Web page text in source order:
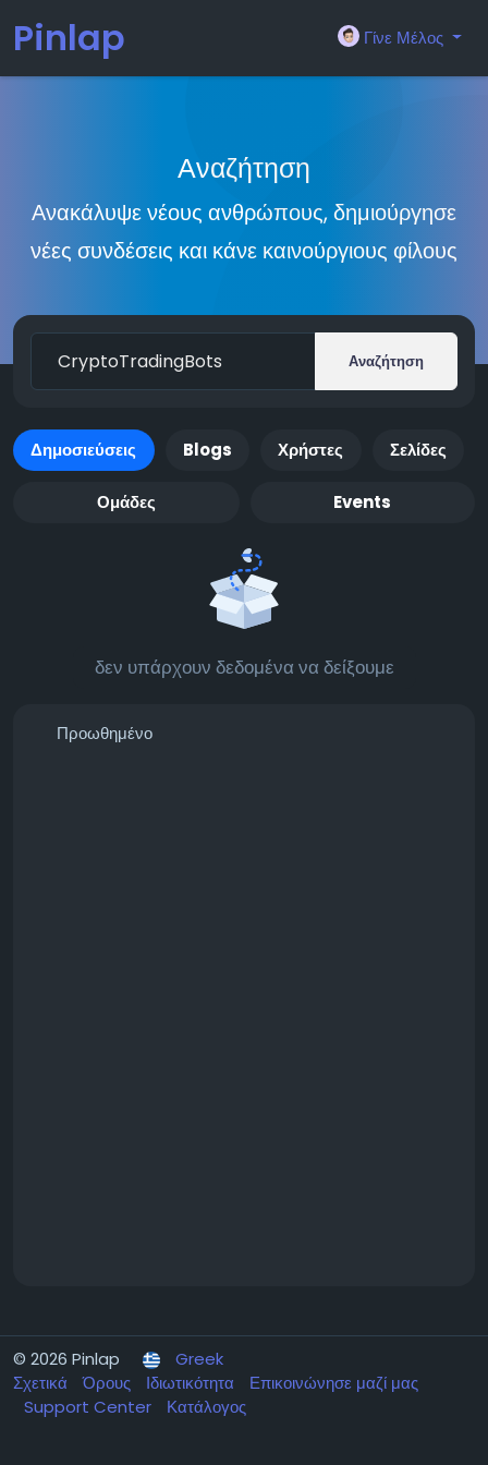
Pinlap Γίνε Μέλος
Αναζήτηση
Ανακάλυψε νέους ανθρώπους, δημιούργησε
νέες συνδέσεις και κάνε καινούργιους φίλους
Αναζήτηση
Δημοσιεύσεις Blogs Χρήστες Σελίδες
Ομάδες Events
δεν υπάρχουν δεδομένα να δείξουμε
Προωθημένο
© 2026 Pinlap
Greek
Σχετικά
Όρους Ιδιωτικότητα
Επικοινώνησε μαζί μας
Support Center
Κατάλογος